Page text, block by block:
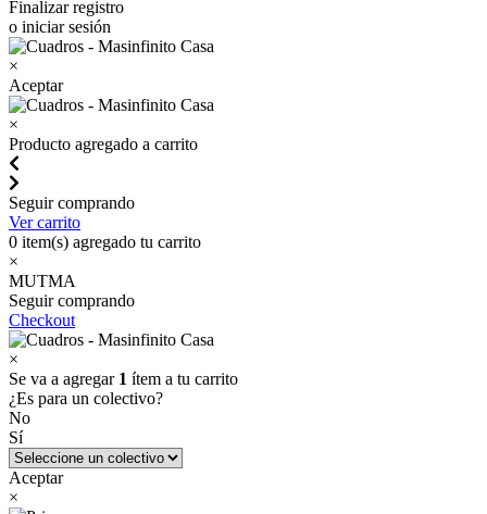
Finalizar registro
o iniciar sesión
×
Aceptar
×
Producto agregado a carrito
Seguir comprando
Ver carrito
0 item(s) agregado tu carrito
×
MUTMA
Seguir comprando
Checkout
×
Se va a agregar 1 ítem a tu carrito
¿Es para un colectivo?
No
Sí
Aceptar
×